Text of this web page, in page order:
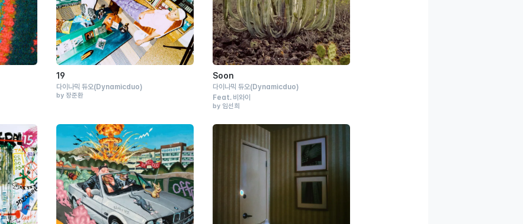
19
다이나믹 듀오(Dynamicduo)
by 장준환
Soon
다이나믹 듀오(Dynamicduo)
Feat. 비와이
by 임선희